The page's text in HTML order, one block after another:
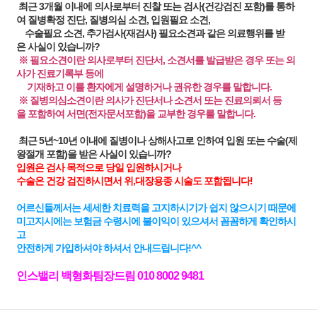
최근 3개월 이내에 의사로부터 진찰 또는 검사(건강검진 포함)를 통하
여 질병확정 진단, 질병의심 소견, 입원필요 소견,
수술필요 소견, 추가검사(재검사) 필요소견과 같은 의료행위를 받
은 사실이 있습니까?
※ 필요소견이란 의사로부터 진단서, 소견서를 발급받은 경우 또는 의
사가 진료기록부 등에
기재하고 이를 환자에게 설명하거나 권유한 경우를 말합니다.
※ 질병의심소견이란 의사가 진단서나 소견서 또는 진료의뢰서 등
을 포함하여 서면(전자문서포함)을 교부한 경우를 말합니다.
최근 5년~10년 이내에 질병이나 상해사고로 인하여 입원 또는 수술(제
왕절개 포함)을 받은 사실이 있습니까?
입원은 검사 목적으로 당일 입원하시거나
수술은 건강 검진하시면서 위,대장용종 시술도 포함됩니다!
어르신들께서는 세세한 치료력을 고지하시기가 쉽지 않으시기 때문에
미고지시에는 보험금 수령시에 불이익이 있으셔서 꼼꼼하게 확인하시
고
안전하게 가입하셔야 하셔서 안내드립니다!^^
인스밸리 백형화팀장드림 010 8002 9481